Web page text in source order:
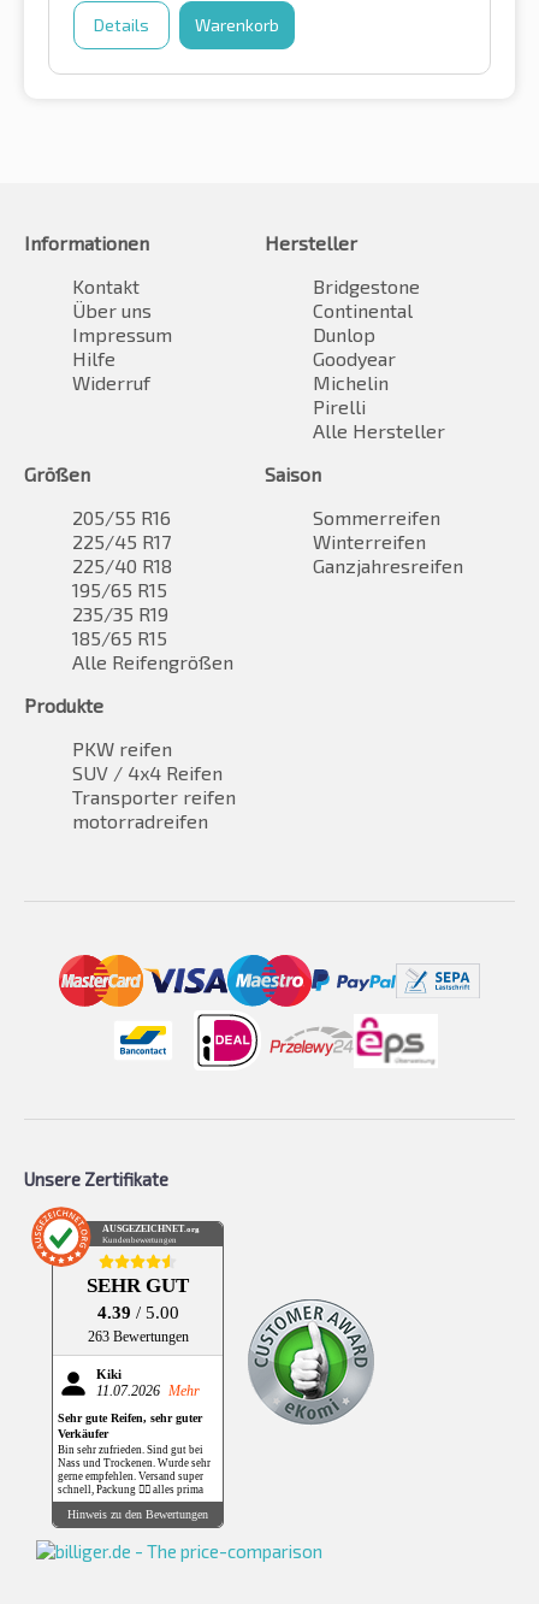
Details Warenkorb
Informationen
Kontakt
Über uns
Impressum
Hilfe
Widerruf
Hersteller
Bridgestone
Continental
Dunlop
Goodyear
Michelin
Pirelli
Alle Hersteller
Größen
205/55 R16
225/45 R17
225/40 R18
195/65 R15
235/35 R19
185/65 R15
Alle Reifengrößen
Saison
Sommerreifen
Winterreifen
Ganzjahresreifen
Produkte
PKW reifen
SUV / 4x4 Reifen
Transporter reifen
motorradreifen
Unsere Zertifikate
AUSGEZEICHNET .org
Kundenbewertungen
SEHR GUT
4.39 / 5.00
263 Bewertungen
Kiki
11.07.2026 Mehr
Sehr gute Reifen, sehr guter
Verkäufer
Bin sehr zufrieden. Sind gut bei
Nass und Trockenen. Wurde sehr
gerne empfehlen. Versand super
schnell, Packung 👌🏻 alles prima
Hinweis zu den Bewertungen